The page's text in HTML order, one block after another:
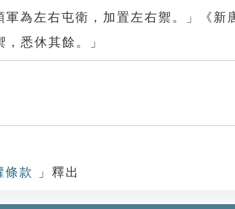
為左右屯衛，加置左右禦。」《新
悉休其餘。」
條款 」釋出